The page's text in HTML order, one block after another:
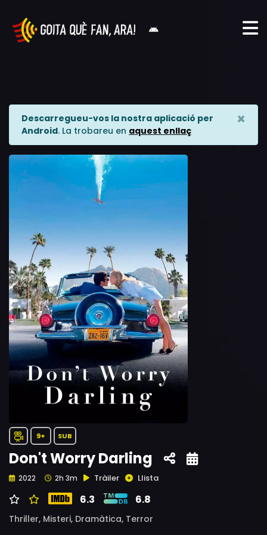
Descarregueu-vos la nostra aplicació per
Android. La trobareu en aquest enllaç
×
9+ SUB
Don't Worry Darling
2022 2h 3m Tràiler Llista
6.3 6.8
Thriller, Misteri, Dramàtica, Terror